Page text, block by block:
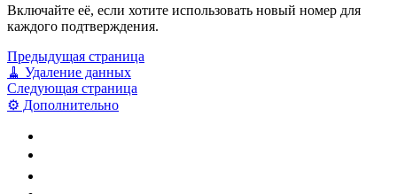
Включайте её, если хотите использовать новый номер для
каждого подтверждения.
Предыдущая страница
🧹 Удаление данных
Следующая страница
⚙️ Дополнительно